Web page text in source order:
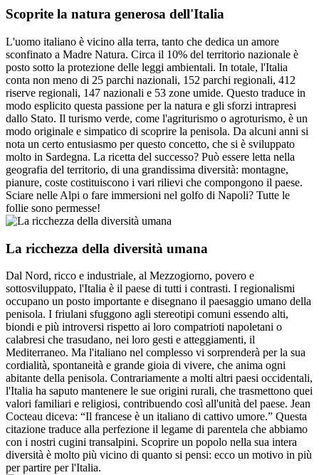
Scoprite la natura generosa dell'Italia
L'uomo italiano è vicino alla terra, tanto che dedica un amore
sconfinato a Madre Natura. Circa il 10% del territorio nazionale è
posto sotto la protezione delle leggi ambientali. In totale, l'Italia
conta non meno di 25 parchi nazionali, 152 parchi regionali, 412
riserve regionali, 147 nazionali e 53 zone umide. Questo traduce in
modo esplicito questa passione per la natura e gli sforzi intrapresi
dallo Stato. Il turismo verde, come l'agriturismo o agroturismo, è un
modo originale e simpatico di scoprire la penisola. Da alcuni anni si
nota un certo entusiasmo per questo concetto, che si è sviluppato
molto in Sardegna. La ricetta del successo? Può essere letta nella
geografia del territorio, di una grandissima diversità: montagne,
pianure, coste costituiscono i vari rilievi che compongono il paese.
Sciare nelle Alpi o fare immersioni nel golfo di Napoli? Tutte le
follie sono permesse!
La ricchezza della diversità umana
Dal Nord, ricco e industriale, al Mezzogiorno, povero e
sottosviluppato, l'Italia è il paese di tutti i contrasti. I regionalismi
occupano un posto importante e disegnano il paesaggio umano della
penisola. I friulani sfuggono agli stereotipi comuni essendo alti,
biondi e più introversi rispetto ai loro compatrioti napoletani o
calabresi che trasudano, nei loro gesti e atteggiamenti, il
Mediterraneo. Ma l'italiano nel complesso vi sorprenderà per la sua
cordialità, spontaneità e grande gioia di vivere, che anima ogni
abitante della penisola. Contrariamente a molti altri paesi occidentali,
l'Italia ha saputo mantenere le sue origini rurali, che trasmettono quei
valori familiari e religiosi, contribuendo così all'unità del paese. Jean
Cocteau diceva: “Il francese è un italiano di cattivo umore.” Questa
citazione traduce alla perfezione il legame di parentela che abbiamo
con i nostri cugini transalpini. Scoprire un popolo nella sua intera
diversità è molto più vicino di quanto si pensi: ecco un motivo in più
per partire per l'Italia.